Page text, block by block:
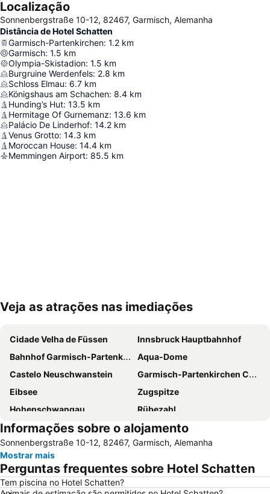
Localização
Sonnenbergstraße 10-12, 82467, Garmisch, Alemanha
Distância de Hotel Schatten
Garmisch-Partenkirchen: 1.2 km
Garmisch: 1.5 km
Olympia-Skistadion: 1.5 km
Burgruine Werdenfels: 2.8 km
Schloss Elmau: 6.7 km
Königshaus am Schachen: 8.4 km
Hunding’s Hut: 13.5 km
Hermitage Of Gurnemanz: 13.6 km
Palácio De Linderhof: 14.2 km
Venus Grotto: 14.3 km
Moroccan House: 14.4 km
Memmingen Airport: 85.5 km
Ampliar mapa
Veja as atrações nas imediações
Cidade Velha de Füssen
Innsbruck Hauptbahnhof
Bahnhof Garmisch-Partenkirchen
Aqua-Dome
Castelo Neuschwanstein
Garmisch-Partenkirchen Casino
Eibsee
Zugspitze
Hohenschwangau
Rübezahl
Starnberger See
Bahnhof Füssen
Heimatmuseum Achental
Alpenhof
São Pedro e São Paulo
da noi
Plansee
Landhaus Auf der Gsteig
Informações sobre o alojamento
Sonnenbergstraße 10-12, 82467, Garmisch, Alemanha
Mostrar mais
Perguntas frequentes sobre Hotel Schatten
Tem piscina no Hotel Schatten?